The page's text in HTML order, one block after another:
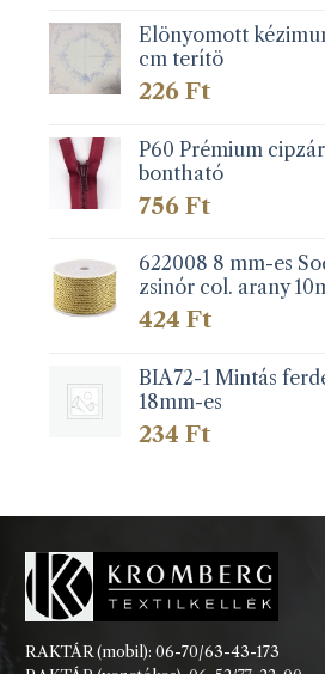
Elönyomott
cm terítö
226Ft
P60 Prémium
bontható
756Ft
622008 8 mm-es
zsinór col. arany
424Ft
BIA72-1 Mintás
18mm-es
234Ft
RAKTÁR (mobil): 06-70/63-43-173